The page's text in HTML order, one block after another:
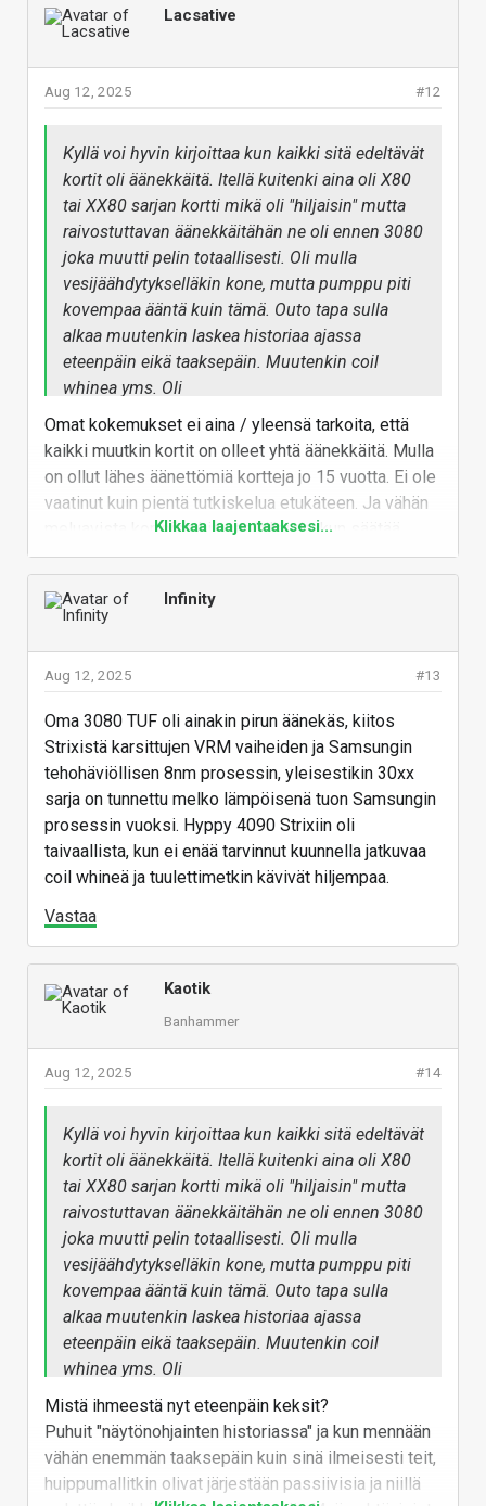
The ASUS GeForce RTX 3080 12
review, we're checking performance
VRAM usage for each tested game.
www.techpowerup.com
Strix ja Noctua 4080:
ASUS GeForce RTX 4080
Noctua OC Review - Next-
Level Quiet
the GeForce RTX 4080 gets the
low-noise treatment, with
impressive results. Testing in our
review confirms that even at full
load, running at 4K with more than
60 FPS, the card is nearly inaudible!
We measured less than 24 dBA,
which is quieter than the room...
Vastaa
Lacsative
#12
Aug 12, 2025
Kyllä voi hyvin kirjoittaa kun kaikki sitä edeltävät
kortit oli äänekkäitä. Itellä kuitenki aina oli X80
tai XX80 sarjan kortti mikä oli "hiljaisin" mutta
raivostuttavan äänekkäitähän ne oli ennen 3080
joka muutti pelin totaallisesti. Oli mulla
vesijäähdytykselläkin kone, mutta pumppu piti
kovempaa ääntä kuin tämä. Outo tapa sulla
alkaa muutenkin laskea historiaa ajassa
eteenpäin eikä taaksepäin. Muutenkin coil
whinea yms. Oli
Omat kokemukset ei aina / yleensä tarkoita, että
kaikki muutkin kortit on olleet yhtä äänekkäitä. Mulla
on ollut lähes äänettömiä kortteja jo 15 vuotta. Ei ole
vaatinut kuin pientä tutkiskelua etukäteen. Ja vähän
meluavista korteistakin saa hiljaisia, kun säätää
manuaalisen tuuletinkäyrän. Aikasemmin valmistajat
ei jaksaneet tai halunneet noita viilata. Vakiona
varmasti vieläkin löytyy meluisia kortteja sitä en
Vastaa
Klikkaa laajentaaksesi...
Infinity
#13
Aug 12, 2025
Oma 3080 TUF oli ainakin pirun äänekäs, kiitos
Strixistä karsittujen VRM vaiheiden ja Samsungin
tehohäviöllisen 8nm prosessin, yleisestikin 30xx
sarja on tunnettu melko lämpöisenä tuon Samsungin
prosessin vuoksi. Hyppy 4090 Strixiin oli
taivaallista, kun ei enää tarvinnut kuunnella jatkuvaa
coil whineä ja tuulettimetkin kävivät hiljempaa.
Vastaa
Kaotik
Banhammer
#14
Aug 12, 2025
Kyllä voi hyvin kirjoittaa kun kaikki sitä edeltävät
kortit oli äänekkäitä. Itellä kuitenki aina oli X80
tai XX80 sarjan kortti mikä oli "hiljaisin" mutta
raivostuttavan äänekkäitähän ne oli ennen 3080
joka muutti pelin totaallisesti. Oli mulla
vesijäähdytykselläkin kone, mutta pumppu piti
kovempaa ääntä kuin tämä. Outo tapa sulla
alkaa muutenkin laskea historiaa ajassa
eteenpäin eikä taaksepäin. Muutenkin coil
whinea yms. Oli
Mistä ihmeestä nyt eteenpäin keksit?
Puhuit "näytönohjainten historiassa" ja kun mennään
vähän enemmän taaksepäin kuin sinä ilmeisesti teit,
huippumallitkin olivat järjestään passiivisia ja niillä